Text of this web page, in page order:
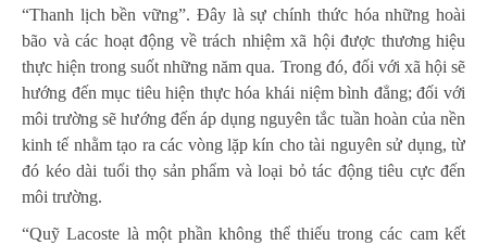
“Thanh lịch bền vững”. Đây là sự chính thức hóa những hoài
bão và các hoạt động về trách nhiệm xã hội được thương hiệu
thực hiện trong suốt những năm qua. Trong đó, đối với xã hội sẽ
hướng đến mục tiêu hiện thực hóa khái niệm bình đẳng; đối với
môi trường sẽ hướng đến áp dụng nguyên tắc tuần hoàn của nền
kinh tế nhằm tạo ra các vòng lặp kín cho tài nguyên sử dụng, từ
đó kéo dài tuổi thọ sản phẩm và loại bỏ tác động tiêu cực đến
môi trường.
“Quỹ Lacoste là một phần không thể thiếu trong các cam kết